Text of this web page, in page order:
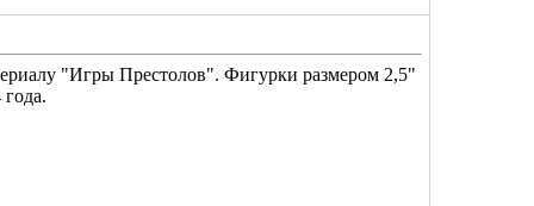
"Игры Престолов". Фигурки размером 2,5"